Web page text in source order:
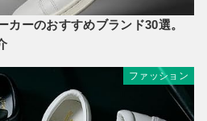
カーのおすすめブランド30選。
ファッション